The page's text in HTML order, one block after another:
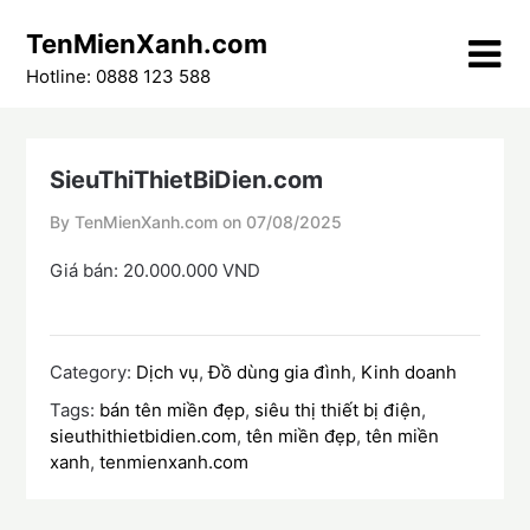
content
TenMienXanh.com
Hotline: 0888 123 588
SieuThiThietBiDien.com
By TenMienXanh.com on 07/08/2025
Giá bán: 20.000.000 VND
Category: Dịch vụ,Đồ dùng gia đình, Kinh doanh
Tags: bán tên miền đẹp, siêu thị thiết bị điện,
sieuthithietbidien.com,tên miền đẹp,tên miền
xanh,tenmienxanh.com